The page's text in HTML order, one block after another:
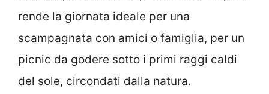
rende la giornata ideale per una
scampagnata con amici o famiglia, per un
picnic da godere sotto i primi raggi caldi
del sole, circondati dalla natura.